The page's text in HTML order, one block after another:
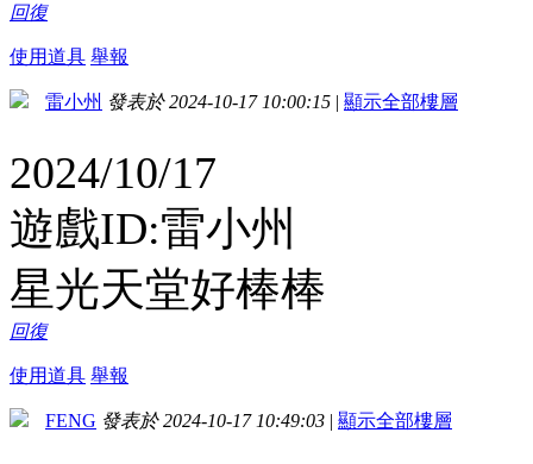
回復
使用道具 舉報
雷小州 發表於 2024-10-17 10:00:15 | 顯示全部樓層
2024/10/17
遊戲ID:雷小州
星光天堂好棒棒
回復
使用道具 舉報
FENG 發表於 2024-10-17 10:49:03 | 顯示全部樓層